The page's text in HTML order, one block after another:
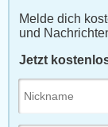
Melde dich
und
Jetzt